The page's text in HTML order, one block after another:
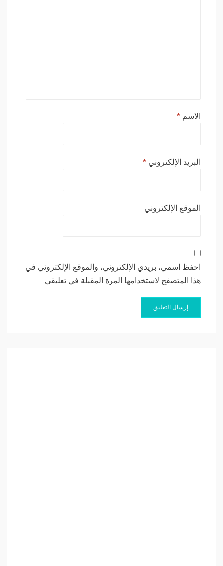
الاسم *
البريد الإلكتروني *
الموقع الإلكتروني
احفظ اسمي، بريدي الإلكتروني، والموقع الإلكتروني في
هذا المتصفح لاستخدامها المرة المقبلة في تعليقي.